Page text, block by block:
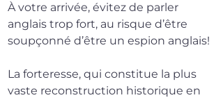
À votre arrivée, évitez de parler
anglais trop fort, au risque d’être
soupçonné d’être un espion anglais!
La forteresse, qui constitue la plus
vaste reconstruction historique en